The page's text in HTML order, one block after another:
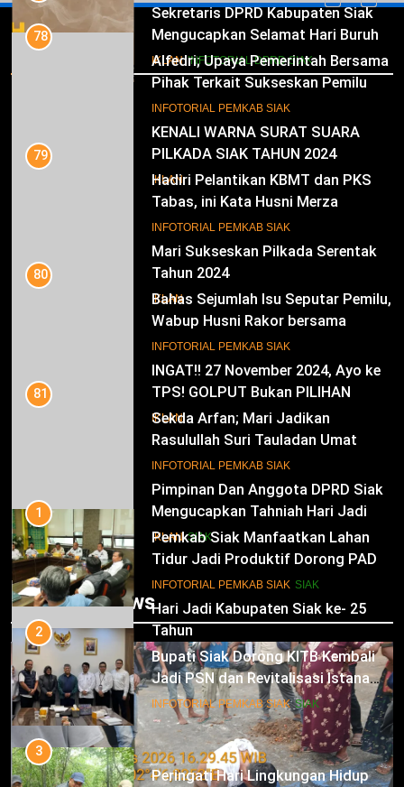
Iklan
Sekretaris DPRD Kabupaten Siak
Mengucapkan Selamat Hari Buruh
IKLAN INFOTORIAL DPRD SIAK
KENALI WARNA SURAT SUARA
PILKADA SIAK TAHUN 2024
IKLAN
Mari Sukseskan Pilkada Serentak
Tahun 2024
IKLAN
INGAT!! 27 November 2024, Ayo ke
TPS! GOLPUT Bukan PILIHAN
IKLAN
Pimpinan Dan Anggota DPRD Siak
Mengucapkan Tahniah Hari Jadi
Kabupaten Siak Ke-25 Tahun
IKLAN SIAK
11
Hari Jadi Kabupaten Siak ke- 25
Tahun
IKLAN
12
Pimpinan Beserta Jajaran Media
Suara Aspirasi.com Mengucapkan
Selamat HUT RI Ke-79
IKLAN
Trending News
78
Alfedri; Upaya Pemerintah Bersama
Pihak Terkait Sukseskan Pemilu
2024
INFOTORIAL PEMKAB SIAK
79
Hadiri Pelantikan KBMT dan PKS
Tabas, ini Kata Husni Merza
INFOTORIAL PEMKAB SIAK
80
Bahas Sejumlah Isu Seputar Pemilu,
Wabup Husni Rakor bersama
Gubernur Riau
INFOTORIAL PEMKAB SIAK
81
Sekda Arfan; Mari Jadikan
Rasulullah Suri Tauladan Umat
INFOTORIAL PEMKAB SIAK
1
Pemkab Siak Manfaatkan Lahan
Tidur Jadi Produktif Dorong PAD
dan Kesejahteraan Warga
INFOTORIAL PEMKAB SIAK SIAK
2
Bupati Siak Dorong KITB Kembali
Jadi PSN dan Revitalisasi Istana
Kesultanan Siak
INFOTORIAL PEMKAB SIAK SIAK
3
Peringati Hari Lingkungan Hidup